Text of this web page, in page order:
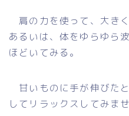
肩の力を使って、大き
あるいは、体をゆらゆら
ほどいてみる。
甘いものに手が伸びた
してリラックスしてみま